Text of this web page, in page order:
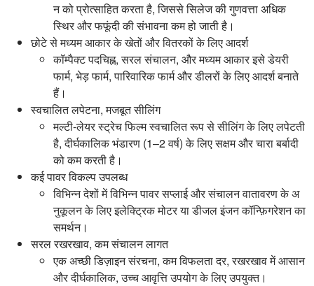
न को प्रोत्साहित करता है, जिससे सिलेज की गुणवत्ता अधिक
स्थिर और फफूंदी की संभावना कम हो जाती है।
छोटे से मध्यम आकार के खेतों और वितरकों के लिए आदर्श
कॉम्पैक्ट पदचिह्न, सरल संचालन, और मध्यम आकार इसे डेयरी
फार्म, भेड़ फार्म, पारिवारिक फार्म और डीलरों के लिए आदर्श बनाते
हैं।
स्वचालित लपेटना, मजबूत सीलिंग
मल्टी-लेयर स्ट्रेच फिल्म स्वचालित रूप से सीलिंग के लिए लपेटती
है, दीर्घकालिक भंडारण (1–2 वर्ष) के लिए सक्षम और चारा बर्बादी
को कम करती है।
कई पावर विकल्प उपलब्ध
विभिन्न देशों में विभिन्न पावर सप्लाई और संचालन वातावरण के अ
नुकूलन के लिए इलेक्ट्रिक मोटर या डीजल इंजन कॉन्फ़िगरेशन का
समर्थन।
सरल रखरखाव, कम संचालन लागत
एक अच्छी डिज़ाइन संरचना, कम विफलता दर, रखरखाव में आसान
और दीर्घकालिक, उच्च आवृत्ति उपयोग के लिए उपयुक्त।